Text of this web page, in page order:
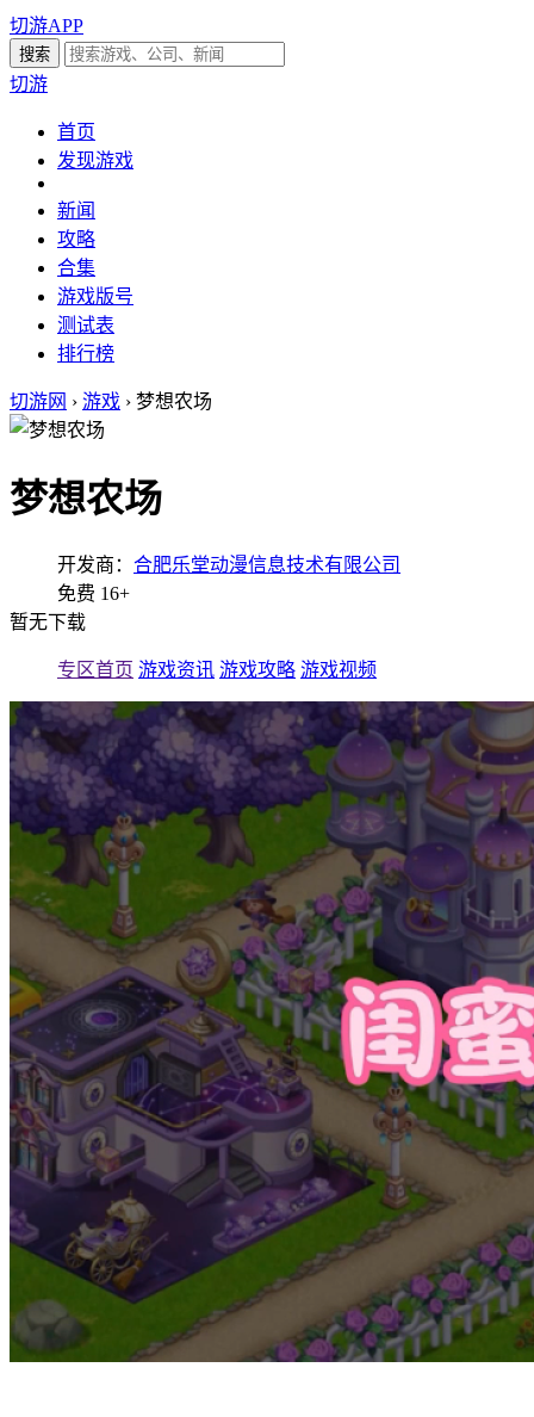
切游APP
切游
首页
发现游戏
新闻
攻略
合集
游戏版号
测试表
排行榜
切游网 › 游戏 › 梦想农场
梦想农场
开发商： 合肥乐堂动漫信息技术有限公司
免费 16+
暂无下载
专区首页 游戏资讯 游戏攻略 游戏视频